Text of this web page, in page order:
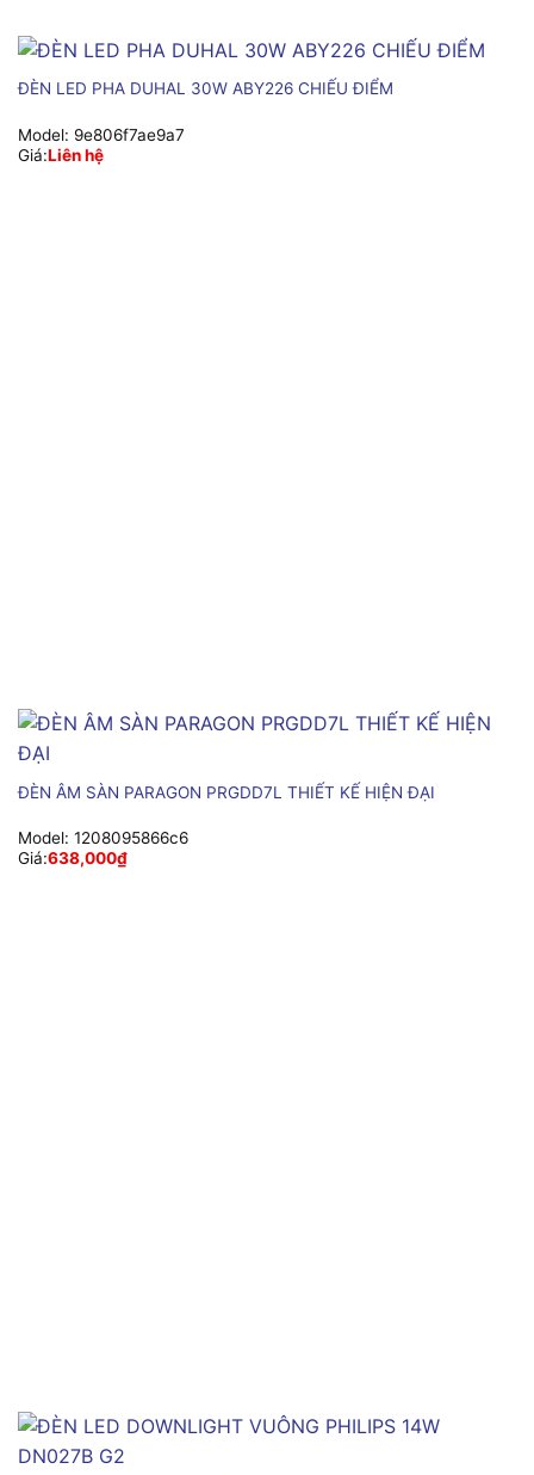
ĐÈN LED PHA DUHAL 30W ABY226 CHIẾU ĐIỂM
Model: 9e806f7ae9a7
Giá:Liên hệ
ĐÈN ÂM SÀN PARAGON PRGDD7L THIẾT KẾ HIỆN ĐẠI
Model: 1208095866c6
Giá:638,000₫